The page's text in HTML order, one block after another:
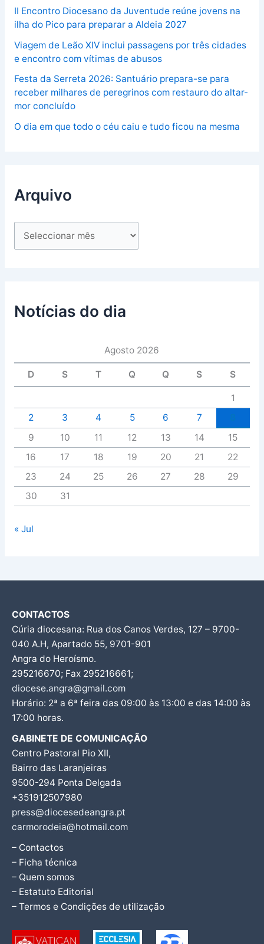
II Encontro Diocesano da Juventude reúne jovens na
ilha do Pico para preparar a Aldeia 2027
Viagem de Leão XIV inclui passagens por três cidades
e encontro com vítimas de abusos
Festa da Serreta 2026: Santuário prepara-se para
receber milhares de peregrinos com restauro do altar-
mor concluído
O dia em que todo o céu caiu e tudo ficou na mesma
Arquivo
Notícias do dia
Agosto 2026
D S T Q Q S S
1
2
3 4 5 6 7
9
10 11 12 13 14
15
16
17 18 19 20 21
22
23
24 25 26 27 28
29
30
31
« Jul
CONTACTOS
Cúria diocesana: Rua dos Canos Verdes, 127 – 9700-
040 A.H, Apartado 55, 9701-901
Angra do Heroísmo.
295216670; Fax 295216661;
diocese.angra@gmail.com
Horário: 2ª a 6ª feira das 09:00 às 13:00 e das 14:00 às
17:00 horas.
GABINETE DE COMUNICAÇÃO
Centro Pastoral Pio XII,
Bairro das Laranjeiras
9500-294 Ponta Delgada
+351912507980
press@diocesedeangra.pt
carmorodeia@hotmail.com
– Contactos
– Ficha técnica
– Quem somos
– Estatuto Editorial
– Termos e Condições de utilização